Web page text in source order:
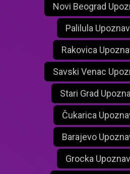
Novi Beograd
Palilula
Rakovica
Savski Venac
Stari Grad
Čukarica
Barajevo
Grocka